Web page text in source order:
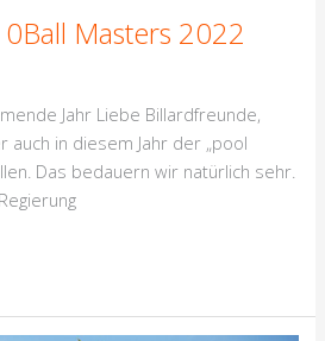
Masters 2022
Jahr Liebe Billardfreunde,
auch in diesem Jahr der „pool
Das bedauern wir natürlich sehr.